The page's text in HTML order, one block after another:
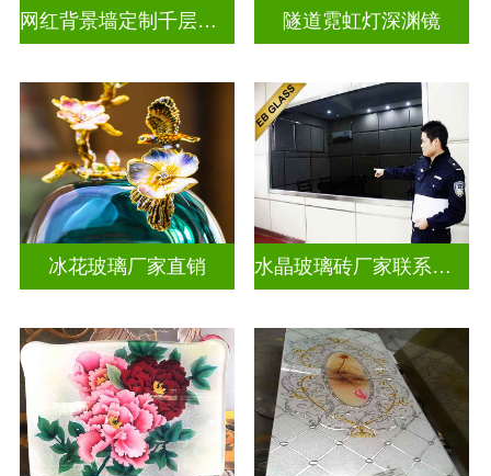
网红背景墙定制千层镜深渊镜 隧道霓虹灯深渊镜
冰花玻璃厂家直销 水晶玻璃砖厂家联系方式